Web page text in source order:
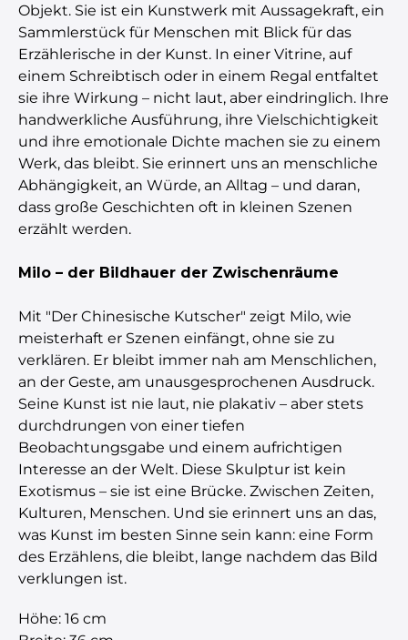
Objekt. Sie ist ein Kunstwerk mit Aussagekraft, ein
Sammlerstück für Menschen mit Blick für das
Erzählerische in der Kunst. In einer Vitrine, auf
einem Schreibtisch oder in einem Regal entfaltet
sie ihre Wirkung – nicht laut, aber eindringlich. Ihre
handwerkliche Ausführung, ihre Vielschichtigkeit
und ihre emotionale Dichte machen sie zu einem
Werk, das bleibt. Sie erinnert uns an menschliche
Abhängigkeit, an Würde, an Alltag – und daran,
dass große Geschichten oft in kleinen Szenen
erzählt werden.
Milo – der Bildhauer der Zwischenräume
Mit "Der Chinesische Kutscher" zeigt Milo, wie
meisterhaft er Szenen einfängt, ohne sie zu
verklären. Er bleibt immer nah am Menschlichen,
an der Geste, am unausgesprochenen Ausdruck.
Seine Kunst ist nie laut, nie plakativ – aber stets
durchdrungen von einer tiefen
Beobachtungsgabe und einem aufrichtigen
Interesse an der Welt. Diese Skulptur ist kein
Exotismus – sie ist eine Brücke. Zwischen Zeiten,
Kulturen, Menschen. Und sie erinnert uns an das,
was Kunst im besten Sinne sein kann: eine Form
des Erzählens, die bleibt, lange nachdem das Bild
verklungen ist.
Höhe: 16 cm